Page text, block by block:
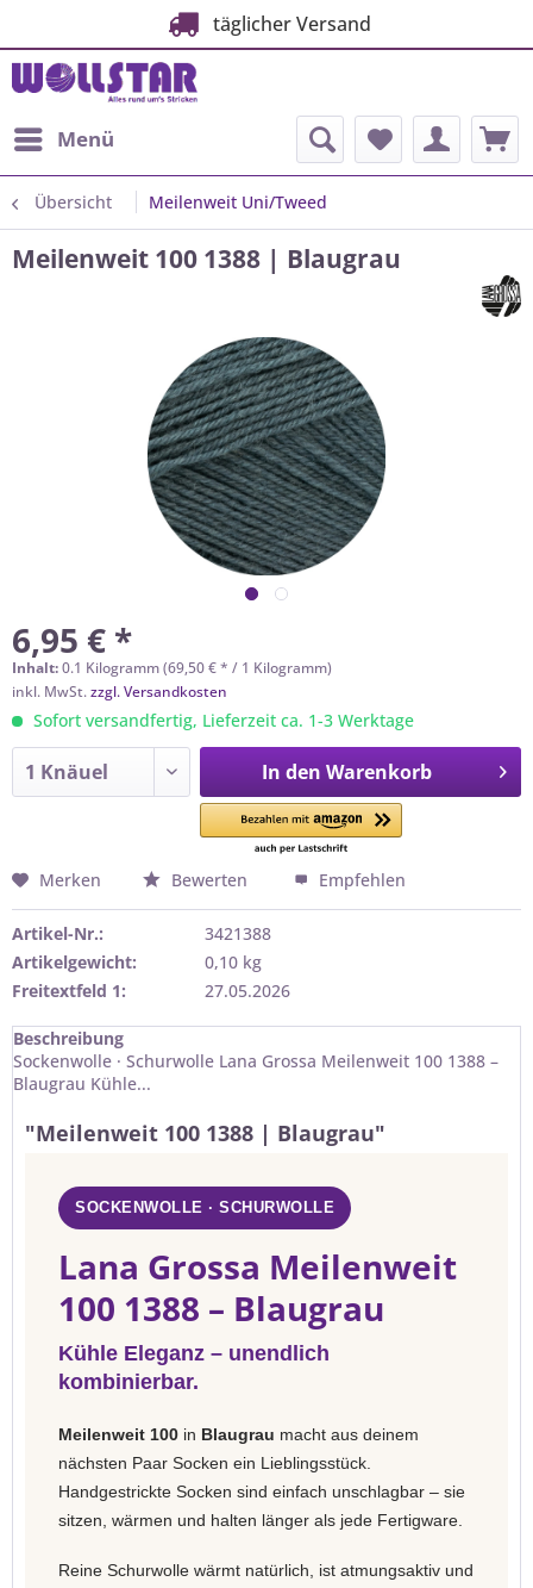
täglicher Versand
Menü
Übersicht Meilenweit Uni/Tweed
Meilenweit 100 1388 | Blaugrau
6,95 € *
Inhalt:0.1 Kilogramm (69,50 € * / 1 Kilogramm)
inkl. MwSt.zzgl. Versandkosten
Sofort versandfertig, Lieferzeit ca. 1-3 Werktage
In den Warenkorb
Merken Bewerten Empfehlen
Artikel-Nr.:
3421388
Artikelgewicht:
0,10 kg
Freitextfeld 1:
27.05.2026
Beschreibung
Sockenwolle · Schurwolle Lana Grossa Meilenweit 100 1388 –
Blaugrau Kühle...
"Meilenweit 100 1388 | Blaugrau"
SOCKENWOLLE · SCHURWOLLE
Lana Grossa Meilenweit
100 1388 – Blaugrau
Kühle Eleganz – unendlich
kombinierbar.
Meilenweit 100 in Blaugrau macht aus deinem
nächsten Paar Socken ein Lieblingsstück.
Handgestrickte Socken sind einfach unschlagbar – sie
sitzen, wärmen und halten länger als jede Fertigware.
Reine Schurwolle wärmt natürlich, ist atmungsaktiv und